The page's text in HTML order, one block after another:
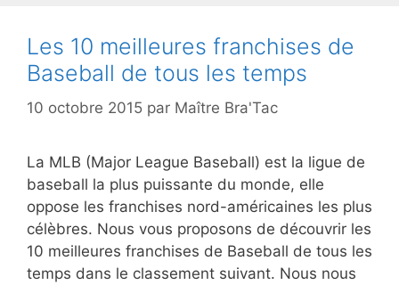
Les 10 meilleures franchises de
Baseball de tous les temps
10 octobre 2015 par Maître Bra'Tac
La MLB (Major League Baseball) est la ligue de
baseball la plus puissante du monde, elle
oppose les franchises nord-américaines les plus
célèbres. Nous vous proposons de découvrir les
10 meilleures franchises de Baseball de tous les
temps dans le classement suivant. Nous nous